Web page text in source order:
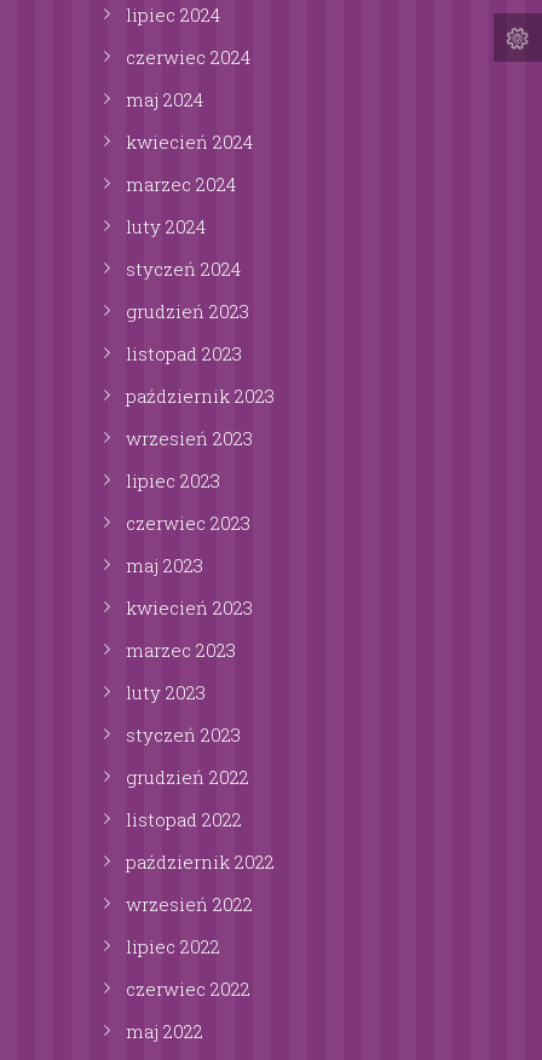
lipiec 2024
czerwiec 2024
maj 2024
kwiecień 2024
marzec 2024
luty 2024
styczeń 2024
grudzień 2023
listopad 2023
październik 2023
wrzesień 2023
lipiec 2023
czerwiec 2023
maj 2023
kwiecień 2023
marzec 2023
luty 2023
styczeń 2023
grudzień 2022
listopad 2022
październik 2022
wrzesień 2022
lipiec 2022
czerwiec 2022
maj 2022